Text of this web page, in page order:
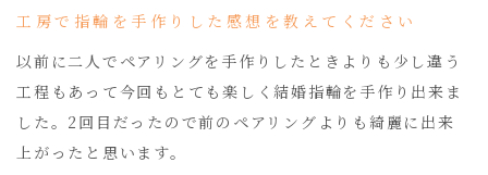
工房で指輪を手作りした感想を教えてください
以前に二人でペアリングを手作りしたときよりも少し違う
工程もあって今回もとても楽しく結婚指輪を手作り出来ま
した。2回目だったので前のペアリングよりも綺麗に出来
上がったと思います。